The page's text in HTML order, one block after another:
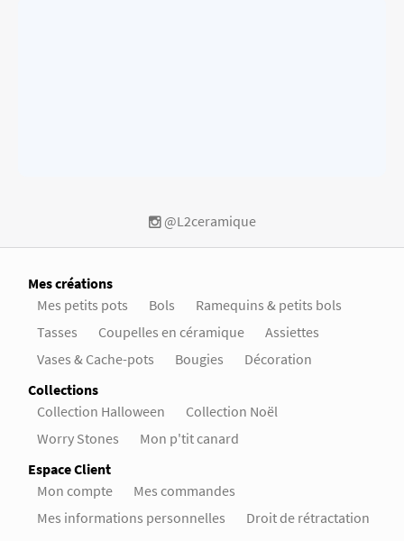
@L2ceramique
Mes créations
Mes petits pots
Bols
Ramequins & petits bols
Tasses
Coupelles en céramique
Assiettes
Vases & Cache-pots
Bougies
Décoration
Collections
Collection Halloween
Collection Noël
Worry Stones
Mon p'tit canard
Espace Client
Mon compte
Mes commandes
Mes informations personnelles
Droit de rétractation